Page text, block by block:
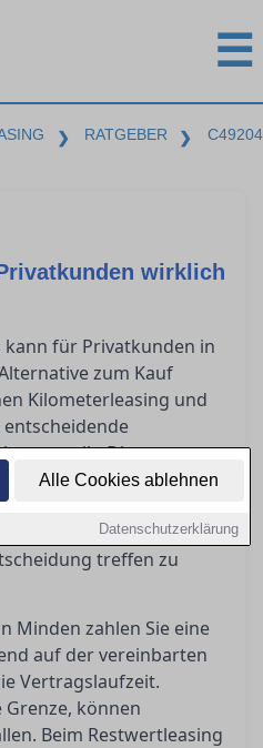
Alle Cookies ablehnen
Datenschutzerklärung
☰
❯ RATGEBER ❯ C49204
wirklich
kann für Privatkunden in
zum Kauf
Kilometerleasing und
gilt. Dieser
Aspekte im
relevant sind und wie
geschickt ausweicht,
treffen zu
Minden zahlen Sie eine
auf der vereinbarten
Vertragslaufzeit.
Grenze, können
Beim Restwertleasing